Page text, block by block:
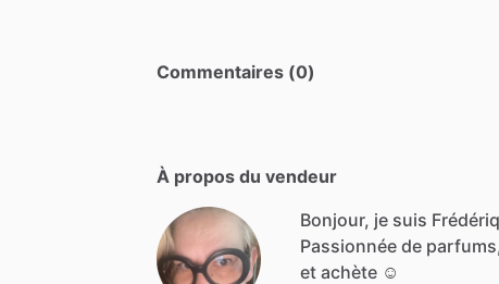
Commentaires (0)
À propos du vendeur
Bonjour, je suis
Passionnée de
et achète ☺️